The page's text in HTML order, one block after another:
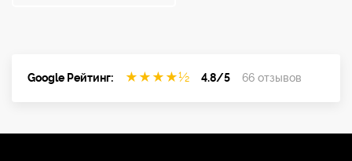
Google Рейтинг: ★ ★ ★ ★½ 4.8/5 66 отзывов